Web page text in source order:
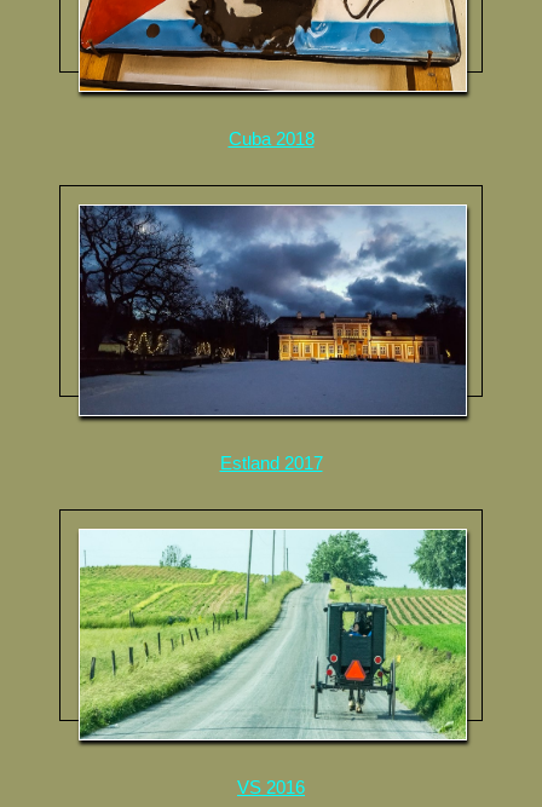
Cuba 2018
Estland 2017
VS 2016